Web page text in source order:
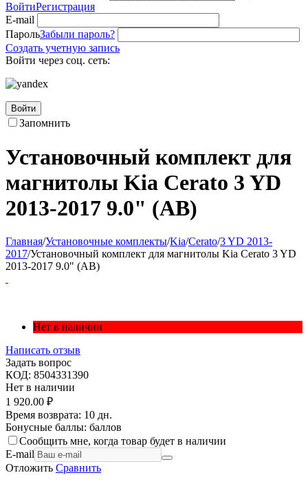
ВойтиРегистрация
E-mail
ПарольЗабыли пароль?
Создать учетную запись
Войти через соц. сеть:
Войти
Запомнить
Установочный комплект для
магнитолы Kia Cerato 3 YD
2013-2017 9.0" (AB)
Главная/Установочные комплекты/Kia/Cerato/3 YD 2013-
2017/Установочный комплект для магнитолы Kia Cerato 3 YD
2013-2017 9.0" (AB)
Нет в наличии
Написать отзыв
Задать вопрос
КОД: 8504331390
Нет в наличии
1 920.00 ₽
Время возврата: 10 дн.
Бонусные баллы: баллов
Сообщить мне, когда товар будет в наличии
E-mail
Отложить Сравнить